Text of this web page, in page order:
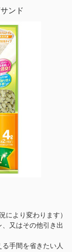
ンド
により変わります）
又はその他引き出
手間を省きたい人